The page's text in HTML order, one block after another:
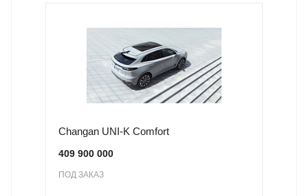
Changan UNI-K Comfort
409 900 000
ПОД ЗАКАЗ